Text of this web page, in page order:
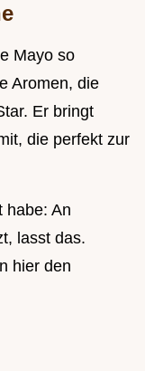
Mayo so
Aromen, die
Er bringt
die perfekt zur
habe: An
lasst das.
hier den